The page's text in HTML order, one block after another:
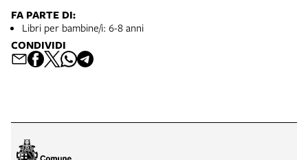
FA PARTE DI:
Libri per bambine/i: 6-8 anni
CONDIVIDI